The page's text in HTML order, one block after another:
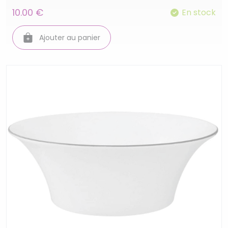
10.00 €
En stock
Ajouter au panier